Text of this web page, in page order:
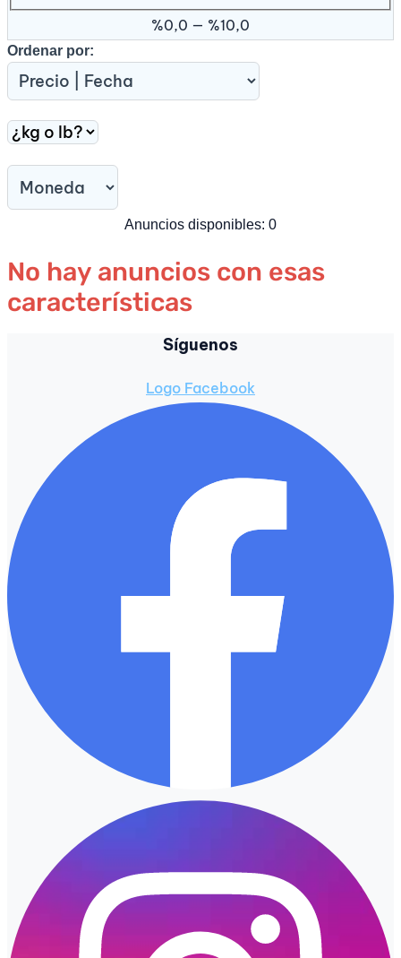
%0,0 — %10,0
Ordenar por:
Anuncios disponibles: 0
No hay anuncios con esas
características
Síguenos
Logo Facebook